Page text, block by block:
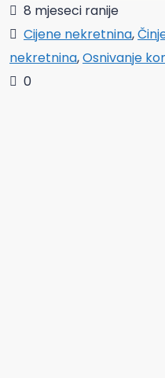
8 mjeseci ranije
Cijene nekretnina,
nekretnina,Osnivanje
0